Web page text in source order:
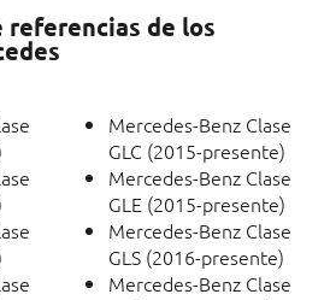
referencias de los
Mercedes-Benz Clase
GLC (2015-presente)
Mercedes-Benz Clase
GLE (2015-presente)
Mercedes-Benz Clase
GLS (2016-presente)
Mercedes-Benz Clase